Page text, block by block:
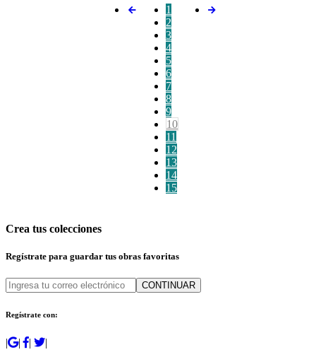
1
2
3
4
5
6
7
8
9
10
11
12
13
14
15
Crea tus colecciones
Regístrate para guardar tus obras favoritas
CONTINUAR
Regístrate con:
| | | |